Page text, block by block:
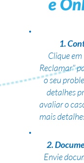
1.
Clique
Reclamar"
o seu
detalhes
avaliar o
mais
2.
Envie